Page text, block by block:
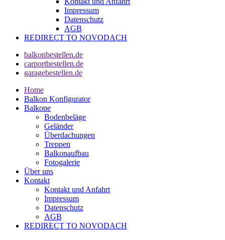
Impressum
Datenschutz
AGB
REDIRECT TO NOVODACH
balkonbestellen.de
carportbestellen.de
garagebestellen.de
Home
Balkon Konfigurator
Balkone
Bodenbeläge
Geländer
Überdachungen
Treppen
Balkonaufbau
Fotogalerie
Über uns
Kontakt
Kontakt und Anfahrt
Impressum
Datenschutz
AGB
REDIRECT TO NOVODACH